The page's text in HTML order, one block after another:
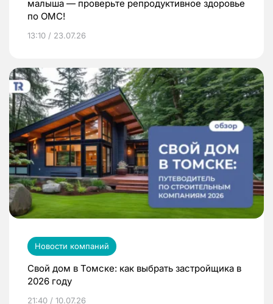
малыша — проверьте репродуктивное здоровье
по ОМС!
13:10 / 23.07.26
Новости компаний
Свой дом в Томске: как выбрать застройщика в
2026 году
21:40 / 10.07.26